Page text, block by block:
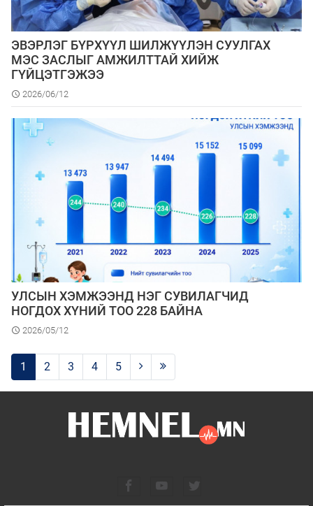
ЭВЭРЛЭГ БҮРХҮҮЛ ШИЛЖҮҮЛЭН СУУЛГАХ
МЭС ЗАСЛЫГ АМЖИЛТТАЙ ХИЙЖ
ГҮЙЦЭТГЭЖЭЭ
2026/06/12
УЛСЫН ХЭМЖЭЭНД НЭГ СУВИЛАГЧИД
НОГДОХ ХҮНИЙ ТОО 228 БАЙНА
2026/05/12
1 2 3 4 5